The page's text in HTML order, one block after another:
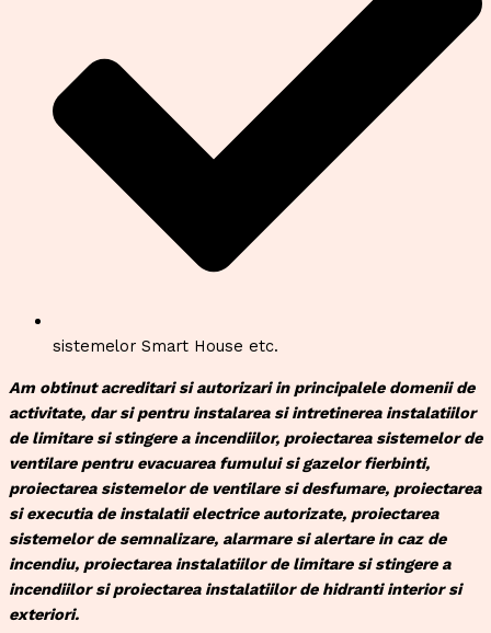
sistemelor Smart House etc.
Am obtinut acreditari si autorizari in principalele domenii de
activitate, dar si pentru instalarea si intretinerea instalatiilor
de limitare si stingere a incendiilor, proiectarea sistemelor de
ventilare pentru evacuarea fumului si gazelor fierbinti,
proiectarea sistemelor de ventilare si desfumare, proiectarea
si executia de instalatii electrice autorizate, proiectarea
sistemelor de semnalizare, alarmare si alertare in caz de
incendiu, proiectarea instalatiilor de limitare si stingere a
incendiilor si proiectarea instalatiilor de hidranti interior si
exteriori.